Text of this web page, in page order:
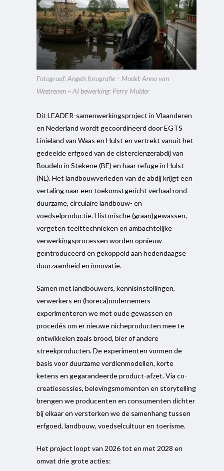
Fotograaf: Angels fotografie – Model: Anna van
Westrenen – AI bewerking: Perry Mulder
Dit LEADER-samenwerkingsproject in Vlaanderen
en Nederland wordt gecoördineerd door EGTS
Linieland van Waas en Hulst en vertrekt vanuit het
gedeelde erfgoed van de cisterciënzerabdij van
Boudelo in Stekene (BE) en haar refuge in Hulst
(NL). Het landbouwverleden van de abdij krijgt een
vertaling naar een toekomstgericht verhaal rond
duurzame, circulaire landbouw- en
voedselproductie. Historische (graan)gewassen,
vergeten teelttechnieken en ambachtelijke
verwerkingsprocessen worden opnieuw
geïntroduceerd en gekoppeld aan hedendaagse
duurzaamheid en innovatie.
Samen met landbouwers, kennisinstellingen,
verwerkers en (horeca)ondernemers
experimenteren we met oude gewassen en
procedés om er nieuwe nicheproducten mee te
ontwikkelen zoals brood, bier of andere
streekproducten. De experimenten vormen de
basis voor duurzame verdienmodellen, korte
ketens en gegarandeerde product-afzet. Via co-
creatiesessies, belevingsmomenten en storytelling
brengen we producenten en consumenten dichter
bij elkaar en versterken we de samenhang tussen
erfgoed, landbouw, voedselcultuur en toerisme.
Het project loopt van 2026 tot en met 2028 en
omvat drie grote acties: